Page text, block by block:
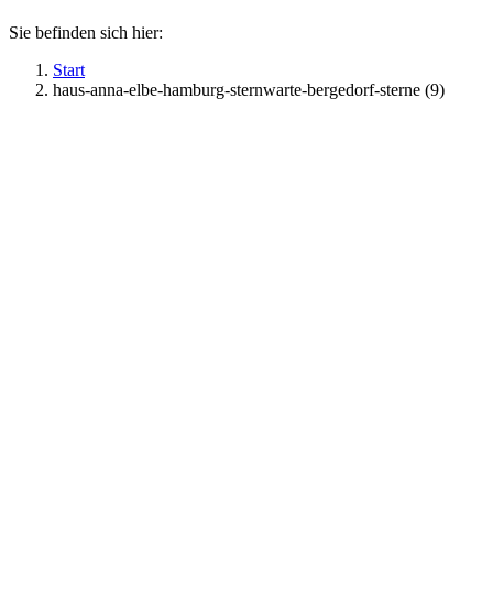
Sie befinden sich hier:
Start
haus-anna-elbe-hamburg-sternwarte-bergedorf-sterne (9)